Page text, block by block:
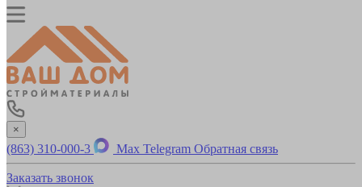
×
(863) 310-000-3 Max Telegram Обратная связь
Заказать звонок